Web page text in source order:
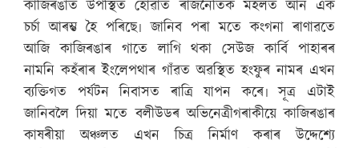
কাজিৰঙাত উপস্থিত হোৱাত ৰাজনৈতিক মহলত আন এক
চৰ্চা আৰম্ভ হৈ পৰিছে৷ জানিব পৰা মতে কংগনা ৰাণাৱতে
আজি কাজিৰঙাৰ গাতে লাগি থকা সেউজ কাৰ্বি পাহাৰৰ
নামনি কহঁৰাৰ ইংলেপথাৰ গাঁৱত অৱস্থিত হংফুৰ নামৰ এখন
ব্যক্তিগত পৰ্যটন নিবাসত ৰাত্ৰি যাপন কৰে৷ সূত্ৰ এটাই
জানিবলৈ দিয়া মতে বলীউডৰ অভিনেত্ৰীগৰাকীয়ে কাজিৰঙাৰ
কাষৰীয়া অঞ্চলত এখন চিত্ৰ নিৰ্মাণ কৰাৰ উদ্দেশ্যে